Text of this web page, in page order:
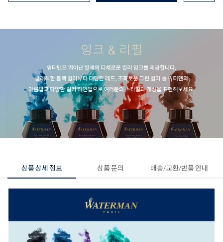
상품 상세 정보 상품 문의 배송/교환/반품 안내